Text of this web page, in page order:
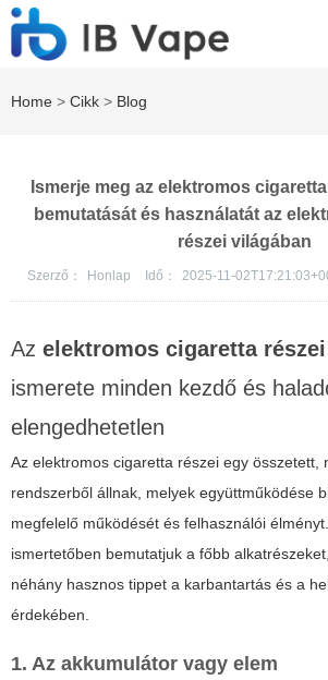
Home > Cikk > Blog
Ismerje meg az elektromos
bemutatását és használatát az
részei világában
Szerző： Honlap Idő： 2025-11-
Az elektromos cigaretta részei
ismerete minden kezdő és
elengedhetetlen
Az elektromos cigaretta részei egy összetett,
rendszerből állnak, melyek együttműködése
megfelelő működését és felhasználói
ismertetőben bemutatjuk a főbb
néhány hasznos tippet a karbantartás és a
érdekében.
1. Az akkumulátor vagy elem